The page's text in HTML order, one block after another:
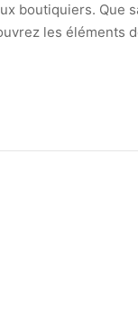
boutiquiers.
les éléments